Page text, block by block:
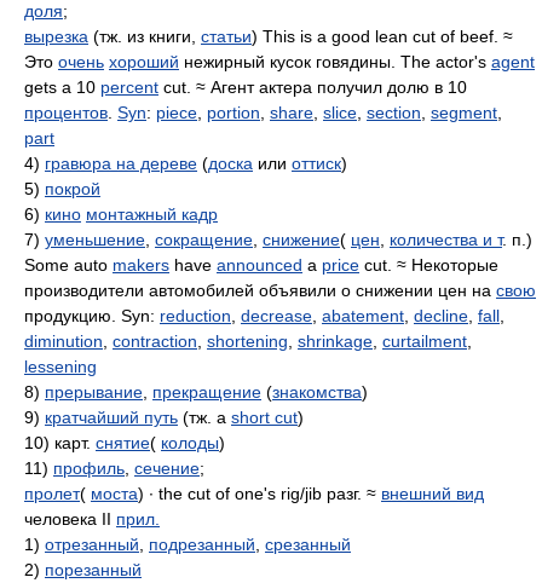
доля;
вырезка (тж. из книги, статьи) This is a good lean cut of beef. ≈
Это очень хороший нежирный кусок говядины. The actor's agent
gets a 10 percent cut. ≈ Агент актера получил долю в 10
процентов Syn: piece portion share slice section segment
part
4) гравюра на дереве (доска или оттиск)
5) покрой
6) кино монтажный кадр
7) уменьшение сокращение снижение( цен количества и т. п.)
Some auto makers have announced a price cut. ≈ Некоторые
производители автомобилей объявили о снижении цен на свою
продукцию. Syn: reduction decrease abatement decline fall
diminution contraction shortening shrinkage curtailment
lessening
8) прерывание прекращение (знакомства)
9) кратчайший путь (тж. a short cut)
10) карт. снятие( колоды)
11) профиль сечение;
пролет( моста) ∙ the cut of one's rig/jib разг. ≈ внешний вид
человека II прил.
1) отрезанный подрезанный срезанный
2) порезанный